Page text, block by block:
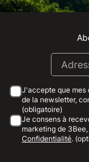
J'accepte que mes
de la newsletter,
(obligatoire)
Je consens à
marketing de
Confidentialité.